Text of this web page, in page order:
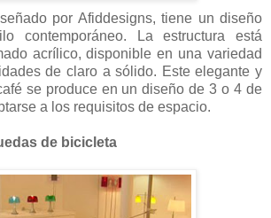
por Afiddesigns, tiene un diseño
contemporáneo. La estructura está
acrílico, disponible en una variedad
de claro a sólido. Este elegante y
se produce en un diseño de 3 o 4 de
a los requisitos de espacio.
de bicicleta